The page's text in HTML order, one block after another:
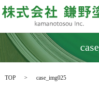
TOP case_img025